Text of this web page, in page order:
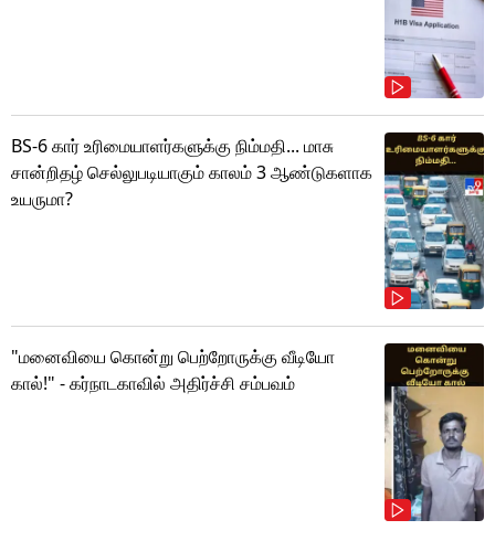
BS-6 கார் உரிமையாளர்களுக்கு நிம்மதி... மாசு
சான்றிதழ் செல்லுபடியாகும் காலம் 3 ஆண்டுகளாக
உயருமா?
"மனைவியை கொன்று பெற்றோருக்கு வீடியோ
கால்!" - கர்நாடகாவில் அதிர்ச்சி சம்பவம்